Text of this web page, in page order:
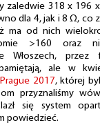
zaledwie 318 x 196
dla 4, jak i 8 Ω, co
ma od nich
>160 oraz
Włoszech, przez
ale w
2017, której
przyznaliśmy
się system
powiedzieć.